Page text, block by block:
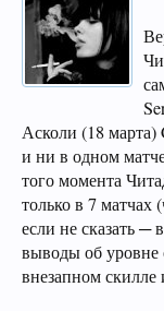
Асколи (18 марта)
и ни в одном
того момента
только в 7 матчах
если не сказать ─
выводы об уровне
внезапном скилле